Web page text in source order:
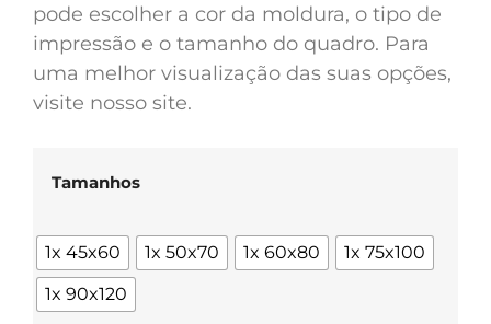
pode escolher a cor da moldura, o tipo de
impressão e o tamanho do quadro. Para
uma melhor visualização das suas opções,
visite nosso site.
Tamanhos
1x 45x60 1x 50x70 1x 60x80
1x 75x100
1x 90x120